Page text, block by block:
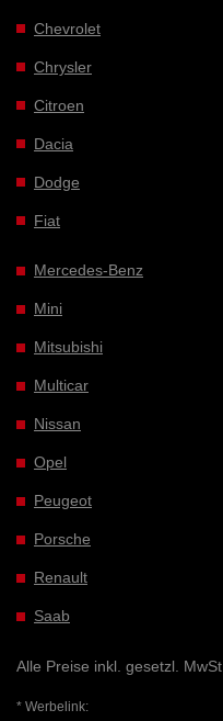
Chevrolet
Chrysler
Citroen
Dacia
Dodge
Fiat
Mercedes-Benz
Mini
Mitsubishi
Multicar
Nissan
Opel
Peugeot
Porsche
Renault
Saab
Alle Preise inkl. gesetzl. MwSt.
* Werbelink: